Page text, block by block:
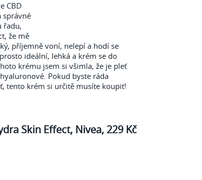
CBD
správné
řadu,
že mě
příjemně voní, nelepí a hodí se
ideální, lehká a krém se do
krému jsem si všimla, že je pleť
Pokud byste ráda
tento krém si určitě musíte koupit!
Skin Effect, Nivea, 229 Kč